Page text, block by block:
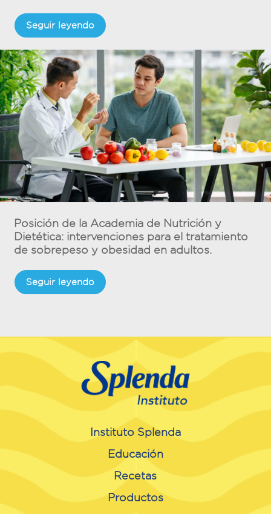
Seguir leyendo
Posición de la Academia de Nutrición y
Dietética: intervenciones para el tratamiento
de sobrepeso y obesidad en adultos.
Seguir leyendo
Instituto Splenda
Educación
Recetas
Productos